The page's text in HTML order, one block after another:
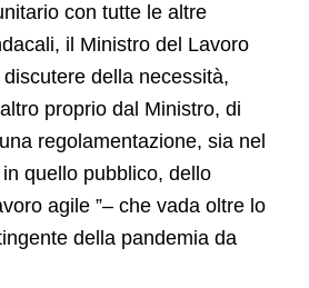
con tutte le altre
il Ministro del Lavoro
della necessità,
proprio dal Ministro, di
regolamentazione, sia nel
quello pubblico, dello
agile ”– che vada oltre lo
della pandemia da